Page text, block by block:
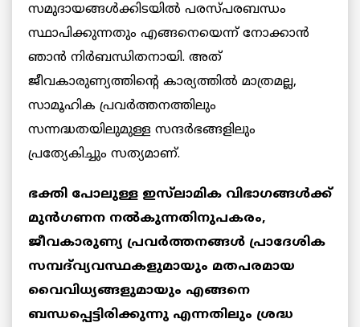
സമുദായങ്ങൾക്കിടയിൽ പരസ്പരബന്ധം
സ്ഥാപിക്കുന്നതും എങ്ങനെയെന്ന് നോക്കാൻ
ഞാൻ നിർബന്ധിതനായി. അത്
ജീവകാരുണ്യത്തിന്റെ കാര്യത്തിൽ മാത്രമല്ല,
സാമൂഹിക പ്രവർത്തനത്തിലും
സന്നദ്ധതയിലുമുള്ള സന്ദർഭങ്ങളിലും
പ്രത്യേകിച്ചും സത്യമാണ്.
ഭക്തി പോലുള്ള ഇസ്‌ലാമിക വിഭാഗങ്ങൾക്ക്
മുൻഗണന നൽകുന്നതിനുപകരം,
ജീവകാരുണ്യ പ്രവർത്തനങ്ങൾ പ്രാദേശിക
സമ്പദ്‌വ്യവസ്ഥകളുമായും മതപരമായ
വൈവിധ്യങ്ങളുമായും എങ്ങനെ
ബന്ധപ്പെട്ടിരിക്കുന്നു എന്നതിലും ശ്രദ്ധ